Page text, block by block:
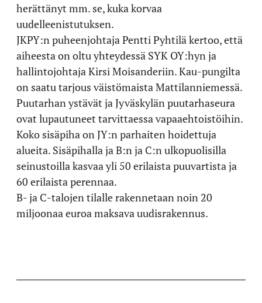
herättänyt mm. se, kuka korvaa
uudelleenistutuksen.
JKPY:n puheenjohtaja Pentti Pyhtilä kertoo, että
aiheesta on oltu yhteydessä SYK OY:hyn ja
hallintojohtaja Kirsi Moisanderiin. Kau-pungilta
on saatu tarjous väistömaista Mattilanniemessä.
Puutarhan ystävät ja Jyväskylän puutarhaseura
ovat lupautuneet tarvittaessa vapaaehtoistöihin.
Koko sisäpiha on JY:n parhaiten hoidettuja
alueita. Sisäpihalla ja B:n ja C:n ulkopuolisilla
seinustoilla kasvaa yli 50 erilaista puuvartista ja
60 erilaista perennaa.
B- ja C-talojen tilalle rakennetaan noin 20
miljoonaa euroa maksava uudisrakennus.